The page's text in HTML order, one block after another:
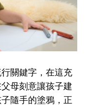
關鍵字，在這充
母刻意讓孩子建
隨手的塗鴉，正